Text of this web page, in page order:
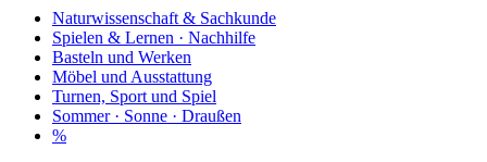
Naturwissenschaft & Sachkunde
Spielen & Lernen · Nachhilfe
Basteln und Werken
Möbel und Ausstattung
Turnen, Sport und Spiel
Sommer · Sonne · Draußen
%